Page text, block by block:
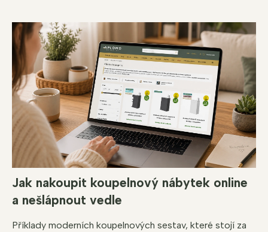
Jak nakoupit koupelnový nábytek online
a nešlápnout vedle
Příklady moderních koupelnových sestav, které stojí za